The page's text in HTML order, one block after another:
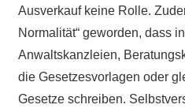
Ausverkauf keine Rolle.
Normalität“ geworden, dass
Anwaltskanzleien,
die Gesetzesvorlagen oder
Gesetze schreiben.